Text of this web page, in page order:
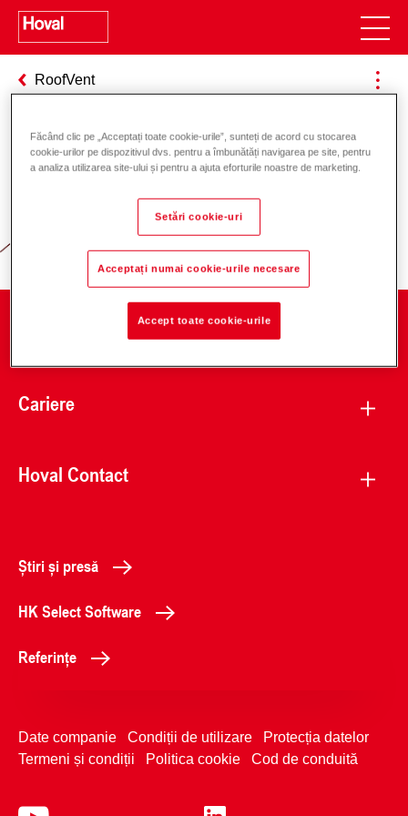
RoofVent
Responsabilitate pentru energie și
mediu
Cariere
Hoval Contact
Știri și presă
HK Select Software
Referințe
Date companie Condiții de utilizare
Protecția datelor
Termeni și condiții
Politica cookie Cod de conduită
Făcând clic pe „Acceptați toate cookie-urile”, sunteți de acord cu stocarea
cookie-urilor pe dispozitivul dvs. pentru a îmbunătăți navigarea pe site, pentru
a analiza utilizarea site-ului și pentru a ajuta eforturile noastre de marketing.
Setări cookie-uri
Acceptați numai cookie-urile necesare
Accept toate cookie-urile